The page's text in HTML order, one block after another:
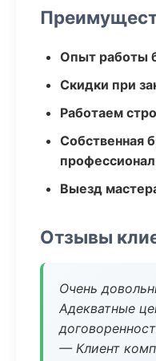
Опыт работы
Скидки при
Работаем
Собственная
Выезд
Отзывы
Очень
Адекватные
— Клиент